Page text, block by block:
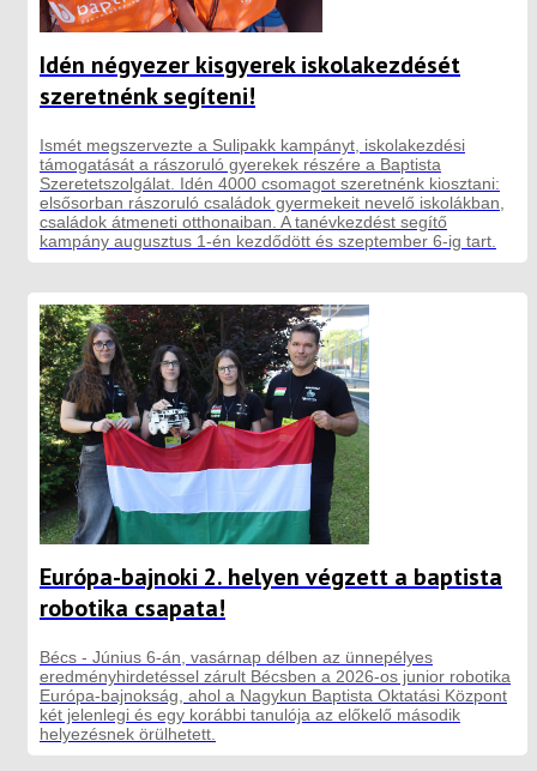
Idén négyezer kisgyerek iskolakezdését
szeretnénk segíteni!
Ismét megszervezte a Sulipakk kampányt, iskolakezdési
támogatását a rászoruló gyerekek részére a Baptista
Szeretetszolgálat. Idén 4000 csomagot szeretnénk kiosztani:
elsősorban rászoruló családok gyermekeit nevelő iskolákban,
családok átmeneti otthonaiban. A tanévkezdést segítő
kampány augusztus 1-én kezdődött és szeptember 6-ig tart.
Európa-bajnoki 2. helyen végzett a baptista
robotika csapata!
Bécs - Június 6-án, vasárnap délben az ünnepélyes
eredményhirdetéssel zárult Bécsben a 2026-os junior robotika
Európa-bajnokság, ahol a Nagykun Baptista Oktatási Központ
két jelenlegi és egy korábbi tanulója az előkelő második
helyezésnek örülhetett.